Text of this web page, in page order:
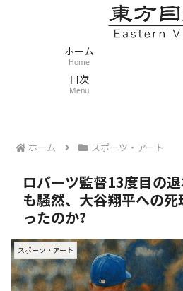
ホーム
Home
目次
Menu
ホーム スポーツ・アート
ロバーツ監督13度目の
も騒然、大谷翔平への
ったのか?
スポーツ・アート